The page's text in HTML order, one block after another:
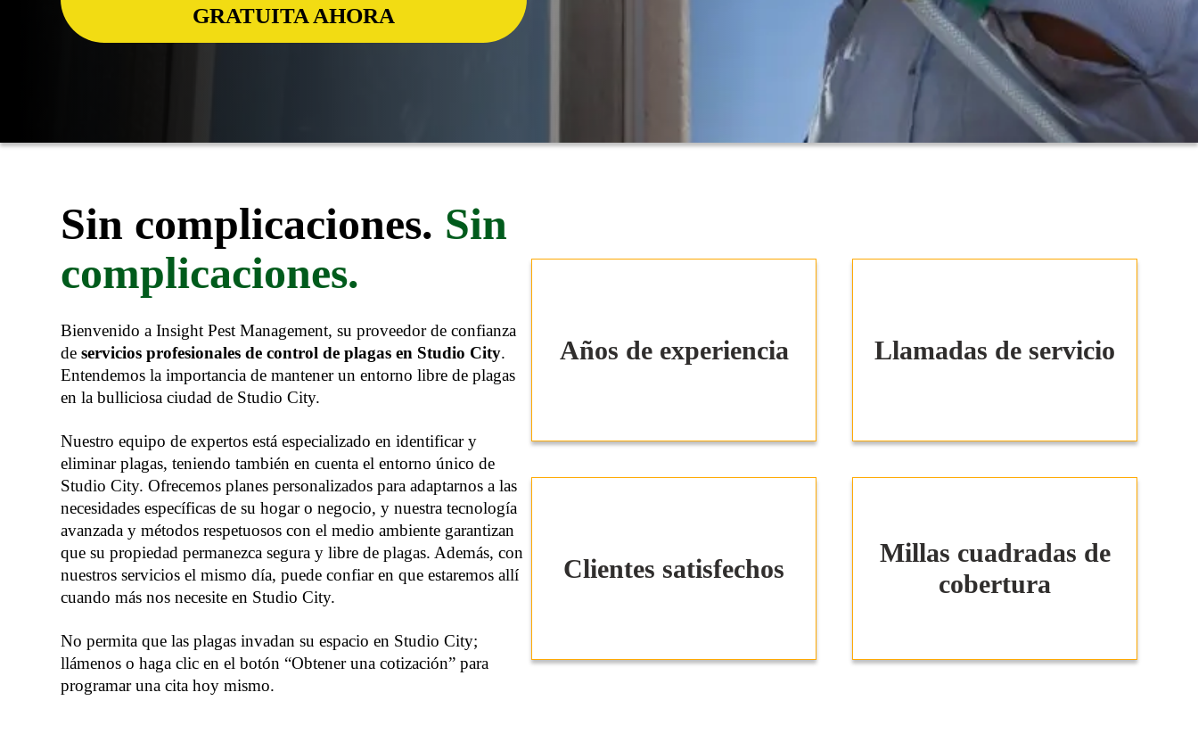
GRATUITA AHORA
Sin complicaciones. Sin
complicaciones.
Bienvenido a Insight Pest Management, su proveedor de confianza
de servicios profesionales de control de plagas en Studio City.
Entendemos la importancia de mantener un entorno libre de plagas
en la bulliciosa ciudad de Studio City.
Nuestro equipo de expertos está especializado en identificar y
eliminar plagas, teniendo también en cuenta el entorno único de
Studio City. Ofrecemos planes personalizados para adaptarnos a las
necesidades específicas de su hogar o negocio, y nuestra tecnología
avanzada y métodos respetuosos con el medio ambiente garantizan
que su propiedad permanezca segura y libre de plagas. Además, con
nuestros servicios el mismo día, puede confiar en que estaremos allí
cuando más nos necesite en Studio City.
No permita que las plagas invadan su espacio en Studio City;
llámenos o haga clic en el botón “Obtener una cotización” para
programar una cita hoy mismo.
Años de experiencia Llamadas de servicio
Clientes satisfechos
Millas cuadradas de
cobertura